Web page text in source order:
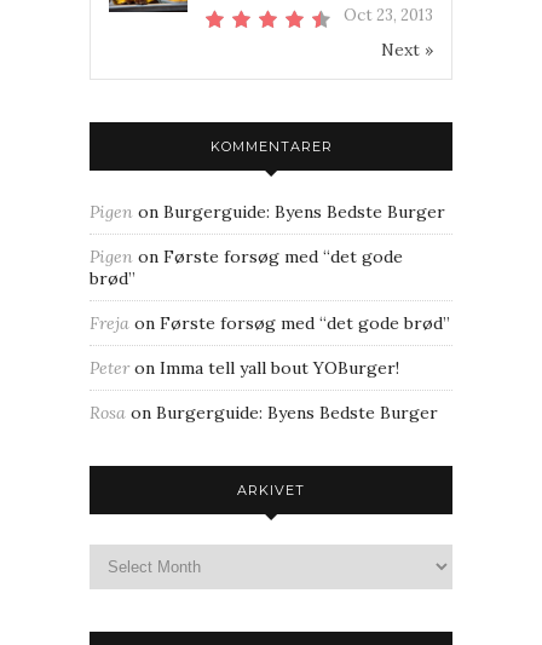
Oct 23, 2013
Next »
KOMMENTARER
Pigen on Burgerguide: Byens Bedste Burger
Pigen on Første forsøg med “det gode
brød”
Freja on Første forsøg med “det gode brød”
Peteron Imma tell yall bout YOBurger!
Rosa on Burgerguide: Byens Bedste Burger
ARKIVET